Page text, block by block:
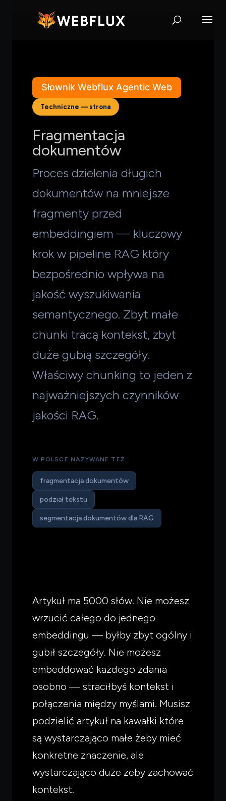
Słownik Webflux Agentic Web
Techniczne — strona
Fragmentacja
dokumentów
Proces dzielenia długich
dokumentów na mniejsze
fragmenty przed
embeddingiem — kluczowy
krok w pipeline RAG który
bezpośrednio wpływa na
jakość wyszukiwania
semantycznego. Zbyt małe
chunki tracą kontekst, zbyt
duże gubią szczegóły.
Właściwy chunking to jeden z
najważniejszych czynników
jakości RAG.
W POLSCE NAZYWANE TEŻ:
fragmentacja dokumentów
podział tekstu
segmentacja dokumentów dla RAG
Artykuł ma 5000 słów. Nie możesz
wrzucić całego do jednego
embeddingu — byłby zbyt ogólny i
gubił szczegóły. Nie możesz
embeddować każdego zdania
osobno — straciłbyś kontekst i
połączenia między myślami. Musisz
podzielić artykuł na kawałki które
są wystarczająco małe żeby mieć
konkretne znaczenie, ale
wystarczająco duże żeby zachować
kontekst.